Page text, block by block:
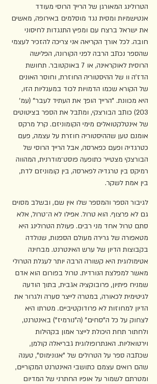
הטרולינג המאורגן של הרייך הרוסי מעודד
אנטישמיות ומסית נגד מוסלמים באירופה, מאשים
את ישראל ברצח עם ומפיץ התנגדות לחיסוני
חובה. לכל אורך הקריאה אני צריכה להזכיר לעצמי
שהספר נכתב הרבה לפני הקורונה, הפלישה
הרוסית לאוקראינה, או 7 באוקטובר. תחושת
הדז'ה וו של ההיסטוריה החוזרת, וחוסר האונים
של הקורא שכמו הדמויות לכוד במעגליות הזו,
היא מכוונת. "הרייך הופך את העתיד לעבר" (עמ'
203) כותב הבורצקי, ומתבל את הספר בציטוטים
של אינטלקטואלים מימי הקומוניזם. קרל מרקס
אומנם טען שההיסטוריה חוזרת על עצמה, פעם
כטרגדיה ופעם כפארסה, אבל הרייך הרוסי של
הבורצקי מצטייר כתופעה פוסט־מודרנית, המהווה
רמיקס בין טרגדיה לפארסה, בין קומוניזם לדת,
בין אמת לשקר.
לגיבור הספר והמספר שלו אין שם, ובשלב מסוים
גם לא פרצוף. הוא טרול. אפילו לא ה־טרול, אלא
סתם טרול אחד מני רבים. פעולת הטרולינג היא
מטאפורה של גרירה מעולם הספנות, שנולדה
בקבוצות הדיון של ערש האינטרנט. מבחינה
אטימולוגית היא קשורה הרבה יותר לעגלת הטרולי
מאשר למפלצת הנורדית. טרול בפורום הוא אדם
שמניח פיתיון, פרובוקציה אגבית, בתוך הודעה
לגיטימית לכאורה, במטרה לייצר סערה ולגרור את
הדיון למחוזות לא פרודוקטיביים. מטרתו היא
לצחוק על כל ה"סחים" (ה"נורמיז") באינטרנט,
ולחתור תחת היכולת לייצר אמון בקהילות
וירטואליות. האנתרופולוגית גבריאלה קולמן,
שכתבה ספר על הטרולים של "אנונימוס", טענה
שהם רואים עצמם כתושבי האינטרנט המקוריים,
ומטרתם לשמור על אופיו החתרני של המדיום